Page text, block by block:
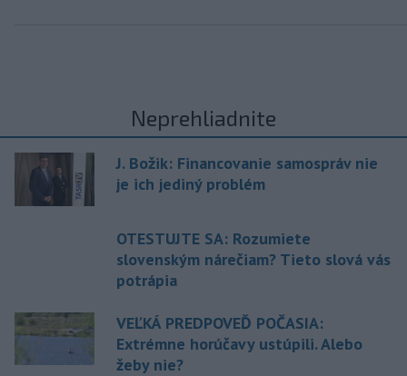
Neprehliadnite
J. Božik: Financovanie samospráv nie
je ich jediný problém
OTESTUJTE SA: Rozumiete
slovenským nárečiam? Tieto slová vás
potrápia
VEĽKÁ PREDPOVEĎ POČASIA:
Extrémne horúčavy ustúpili. Alebo
žeby nie?